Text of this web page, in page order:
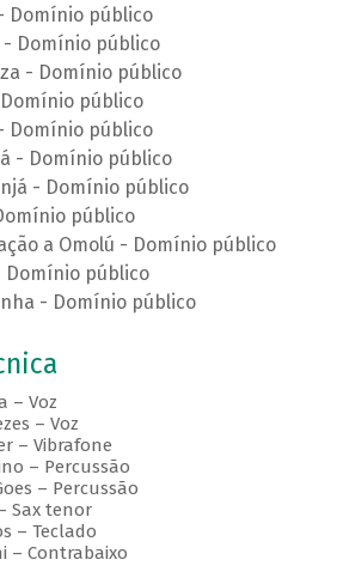
Domínio público
- Domínio público
- Domínio público
público
Domínio público
- Domínio público
- Domínio público
público
a Omolú - Domínio público
Domínio público
- Domínio público
– Voz
– Voz
– Vibrafone
– Percussão
– Percussão
Sax tenor
– Teclado
– Contrabaixo